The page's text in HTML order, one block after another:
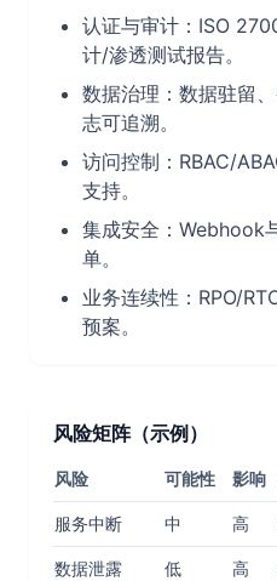
认证与审计：ISO
计/渗透测试报告。
数据治理：数据驻留
志可追溯。
访问控制：RBAC/
支持。
集成安全：Webhook
单。
业务连续性：RPO/
预案。
风险矩阵（示例）
风险 可能性 影响
服务中断 中 高
数据泄露 低 高